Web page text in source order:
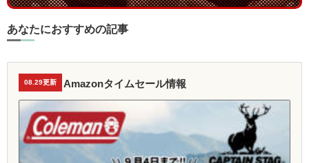
あなたにおすすめの記事
08.29更新 Amazonタイムセール情報